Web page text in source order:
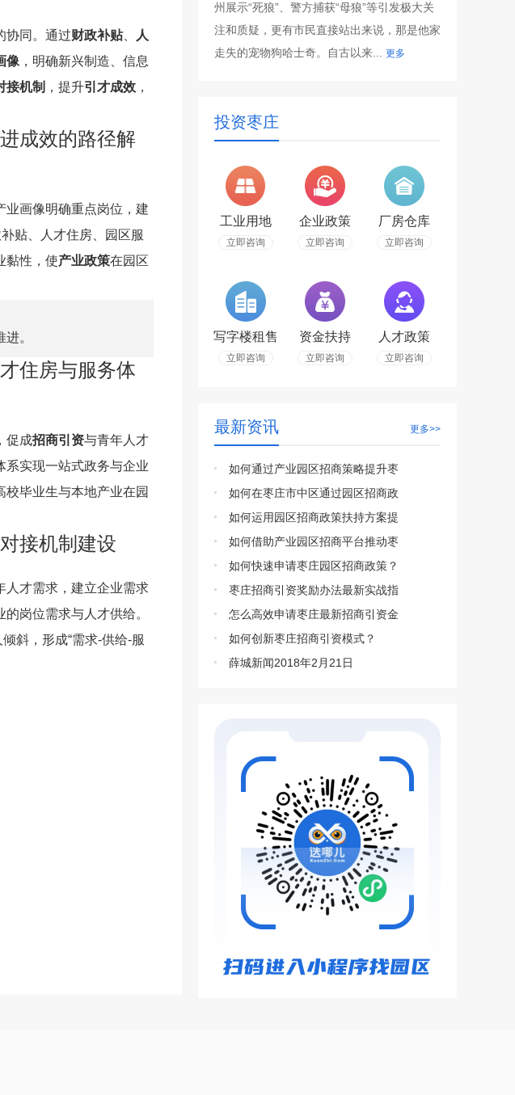
协同。通过财政补贴、
人
像 ，明确新兴制造、信息
接机制 ，提升引才成效 ，
成效的路径解
业画像明确重点岗位，建
贴、人才住房、园区服
黏性，使产业政策在园区
。
住房与服务体
促成招商引资与青年人才
系实现一站式政务与企业
毕业生与本地产业在园
接机制建设
人才需求，建立企业需求
岗位需求与人才供给。
斜，形成“需求-供给-服
州展示“死狼”、警方捕获“母狼”等引发极大关
注和质疑，更有市民直接站出来说，那是他家
走失的宠物狗哈士奇。自古以来... 更多
投资枣庄
工业用地
立即咨询
企业政策
立即咨询
厂房仓库
立即咨询
写字楼租售
立即咨询
资金扶持
立即咨询
人才政策
立即咨询
最新资讯 更多>>
如何通过产业园区招商策略提升枣
如何在枣庄市中区通过园区招商政
如何运用园区招商政策扶持方案提
如何借助产业园区招商平台推动枣
如何快速申请枣庄园区招商政策？
枣庄招商引资奖励办法最新实战指
怎么高效申请枣庄最新招商引资金
如何创新枣庄招商引资模式？
薛城新闻2018年2月21日